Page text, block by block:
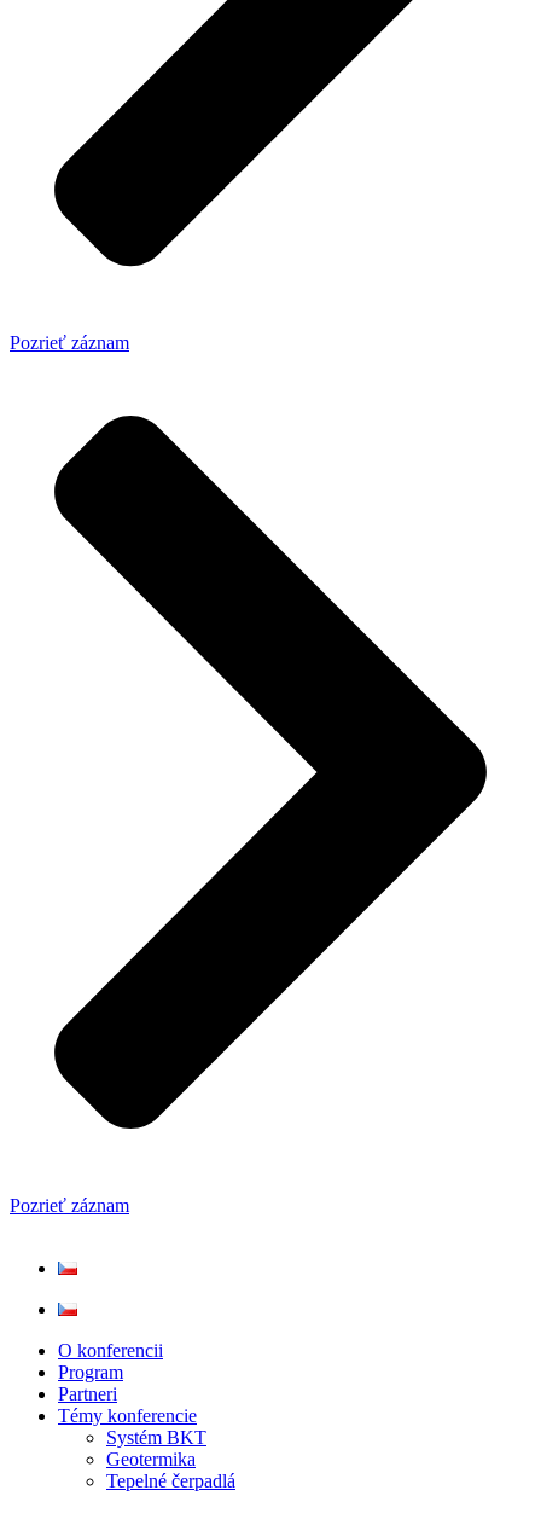
Pozrieť záznam
Pozrieť záznam
O konferencii
Program
Partneri
Témy konferencie
Systém BKT
Geotermika
Tepelné čerpadlá